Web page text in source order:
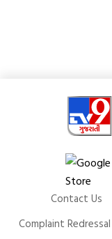
Contact Us
Complaint Redressal